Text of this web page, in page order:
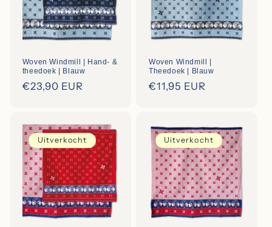
Woven Windmill | Hand- &
theedoek | Blauw
Regular
€23,90 EUR
Woven Windmill |
Theedoek | Blauw
Regular
€11,95 EUR
Uitverkocht Uitverkocht